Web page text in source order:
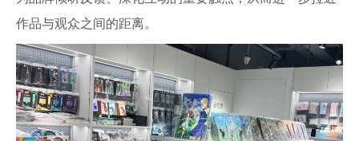
作品与观众之间的距离。